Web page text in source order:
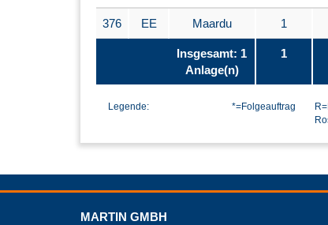
376 EE Maardu 1
Insgesamt: 1
Anlage(n)
1
Legende: *=Folgeauftrag
MARTIN GMBH